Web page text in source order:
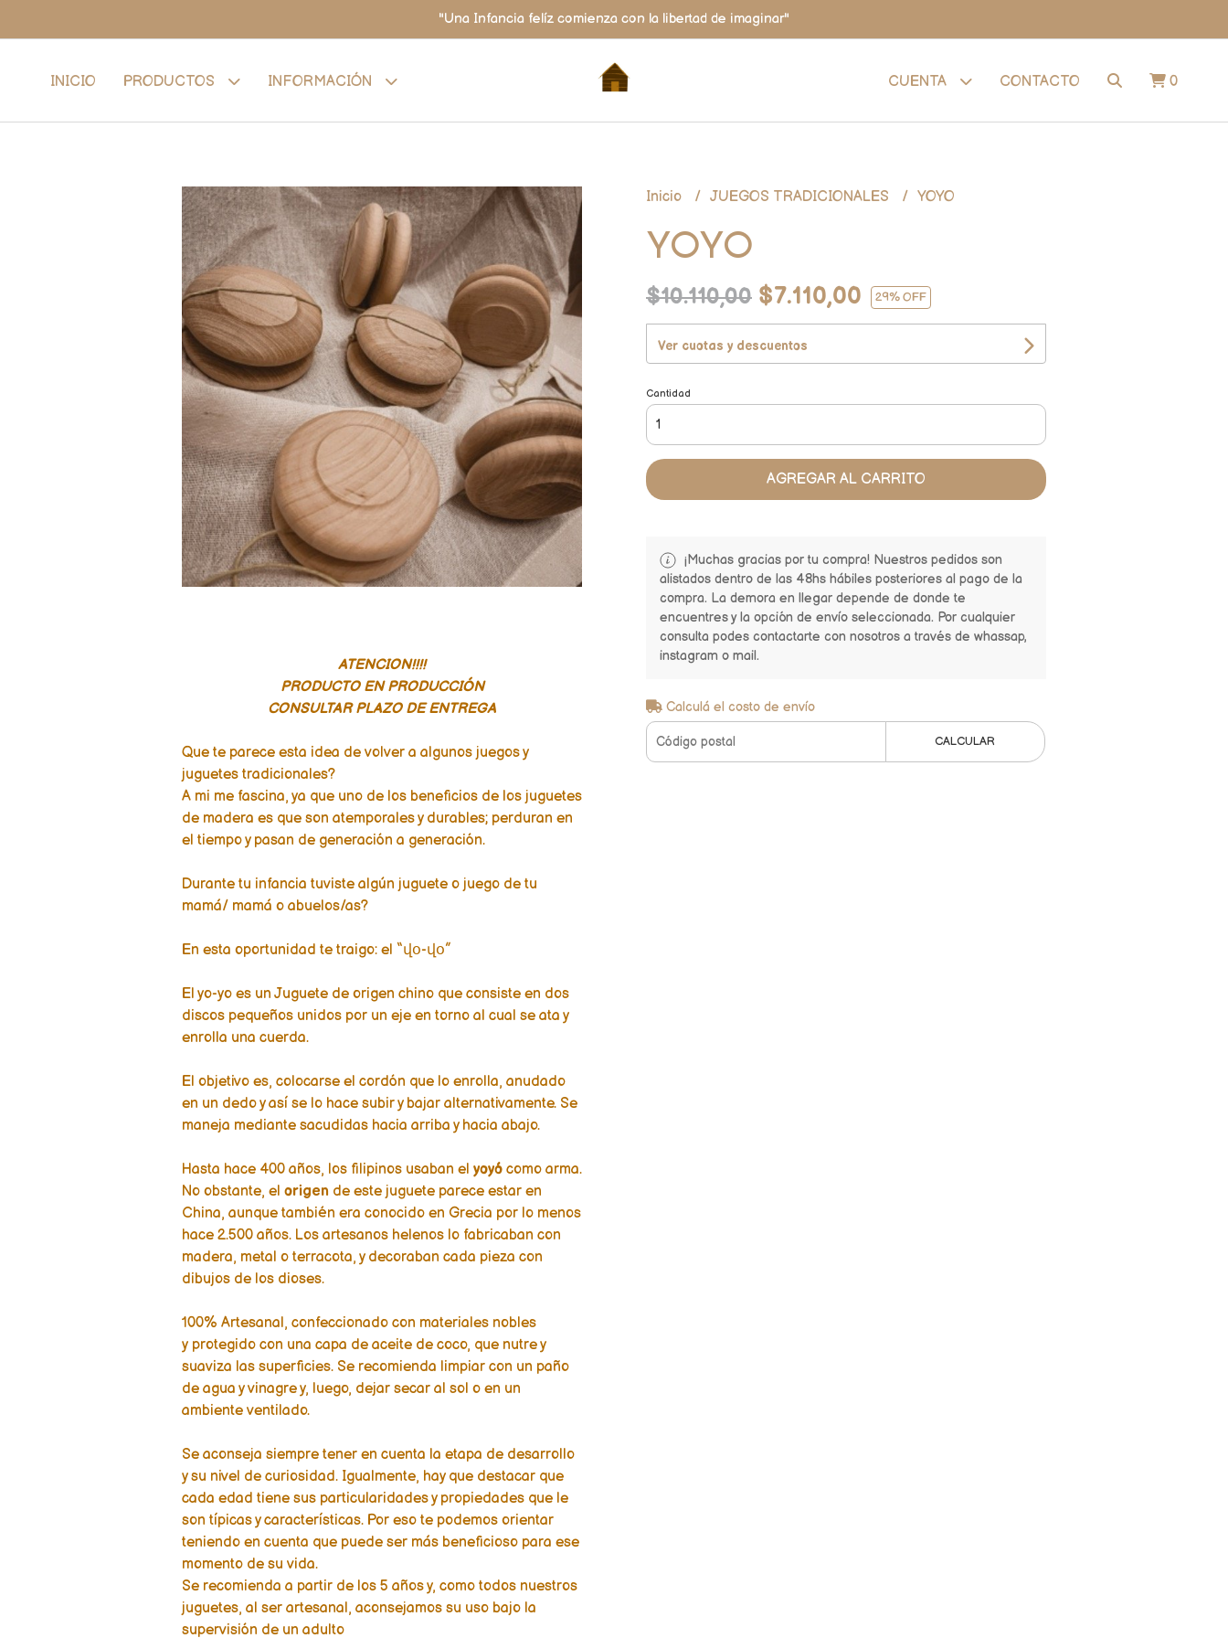
"Una Infancia felíz comienza con la libertad de imaginar"
INICIO PRODUCTOS INFORMACIÓN CUENTA CONTACTO 0
ATENCION!!!!
PRODUCTO EN PRODUCCIÓN
CONSULTAR PLAZO DE ENTREGA
Que te parece esta idea de volver a algunos juegos y
juguetes tradicionales?
A mi me fascina, ya que uno de los beneficios de los juguetes
de madera es que son atemporales y durables; perduran en
el tiempo y pasan de generación a generación.
Durante tu infancia tuviste algún juguete o juego de tu
mamá/ mamá o abuelos/as?
En esta oportunidad te traigo: el “վօ-վօ”
El yo-yo es un Juguete de origen chino que consiste en dos
discos pequeños unidos por un eje en torno al cual se ata y
enrolla una cuerda.
El objetivo es, colocarse el cordón que lo enrolla, anudado
en un dedo y así se lo hace subir y bajar alternativamente. Se
maneja mediante sacudidas hacia arriba y hacia abajo.
Hasta hace 400 años, los filipinos usaban el yoyó como arma.
No obstante, el origen de este juguete parece estar en
China, aunque también era conocido en Grecia por lo menos
hace 2.500 años. Los artesanos helenos lo fabricaban con
madera, metal o terracota, y decoraban cada pieza con
dibujos de los dioses.
100% Artesanal, confeccionado con materiales nobles
y protegido con una capa de aceite de coco, que nutre y
suaviza las superficies. Se recomienda limpiar con un paño
de agua y vinagre y, luego, dejar secar al sol o en un
ambiente ventilado.
Se aconseja siempre tener en cuenta la etapa de desarrollo
y su nivel de curiosidad. Igualmente, hay que destacar que
cada edad tiene sus particularidades y propiedades que le
son típicas y características. Por eso te podemos orientar
teniendo en cuenta que puede ser más beneficioso para ese
momento de su vida.
Se recomienda a partir de los 5 años y, como todos nuestros
juguetes, al ser artesanal, aconsejamos su uso bajo la
supervisión de un adulto
Inicio JUEGOS TRADICIONALES YOYO
YOYO
$10.110,00 $7.110,00 29% OFF
Ver cuotas y descuentos
Cantidad
AGREGAR AL CARRITO
¡Muchas gracias por tu compra! Nuestros pedidos son
alistados dentro de las 48hs hábiles posteriores al pago de la
compra. La demora en llegar depende de donde te
encuentres y la opción de envío seleccionada. Por cualquier
consulta podes contactarte con nosotros a través de whassap,
instagram o mail.
Calculá el costo de envío
CALCULAR